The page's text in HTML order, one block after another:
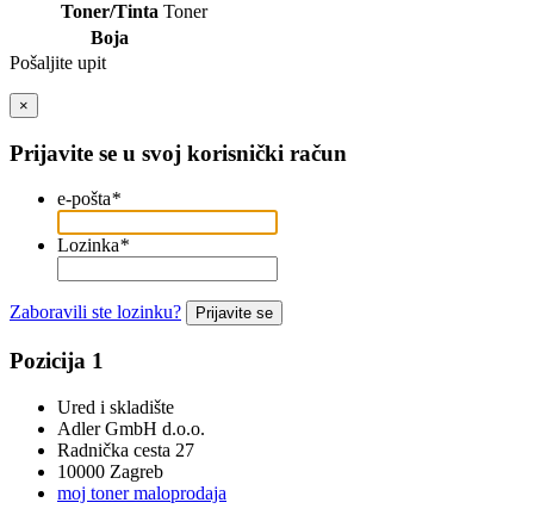
Toner/Tinta Toner
Boja
Pošaljite upit
×
Prijavite se u svoj korisnički račun
e-pošta*
Lozinka*
Zaboravili ste lozinku? Prijavite se
Pozicija 1
Ured i skladište
Adler GmbH d.o.o.
Radnička cesta 27
10000 Zagreb
moj toner maloprodaja